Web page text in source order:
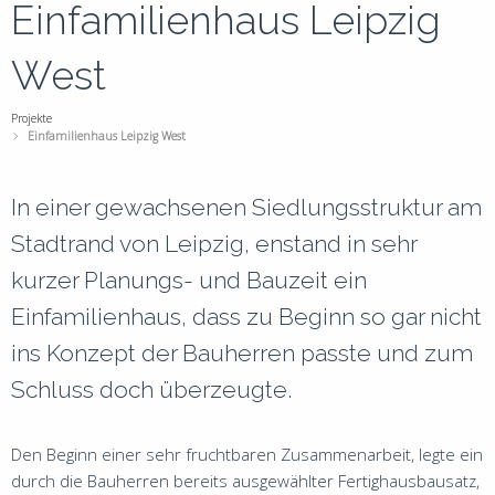
Einfamilienhaus Leipzig
West
Projekte
Einfamilienhaus Leipzig West
In einer gewachsenen Siedlungsstruktur am
Stadtrand von Leipzig, enstand in sehr
kurzer Planungs- und Bauzeit ein
Einfamilienhaus, dass zu Beginn so gar nicht
ins Konzept der Bauherren passte und zum
Schluss doch überzeugte.
Den Beginn einer sehr fruchtbaren Zusammenarbeit, legte ein
durch die Bauherren bereits ausgewählter Fertighausbausatz,